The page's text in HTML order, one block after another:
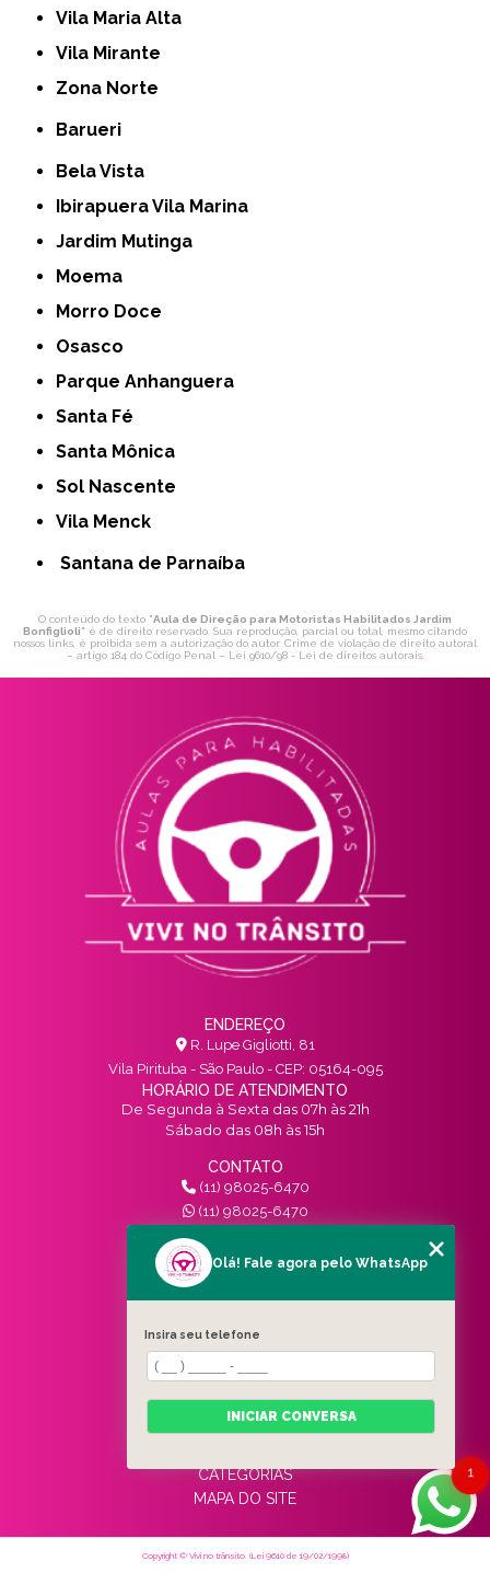
Vila Maria Alta
Vila Mirante
Zona Norte
Barueri
Bela Vista
Ibirapuera Vila Marina
Jardim Mutinga
Moema
Morro Doce
Osasco
Parque Anhanguera
Santa Fé
Santa Mônica
Sol Nascente
Vila Menck
Santana de Parnaíba
O conteúdo do texto "Aula de Direção para Motoristas Habilitados Jardim
Bonfiglioli" é de direito reservado. Sua reprodução, parcial ou total, mesmo citando
nossos links, é proibida sem a autorização do autor. Crime de violação de direito autoral
– artigo 184 do Código Penal – Lei 9610/98 - Lei de direitos autorais.
ENDEREÇO
R. Lupe Gigliotti, 81
Vila Pirituba - São Paulo - CEP: 05164-095
HORÁRIO DE ATENDIMENTO
De Segunda à Sexta das 07h às 21h
Sábado das 08h às 15h
CONTATO
(11) 98025-6470
(11) 98025-6470
contato@vivinotransito.com.br
SIGA-NOS!
MENU
HOME
QUEM SOMOS
SERVIÇOS
BLOG
CATEGORIAS
MAPA DO SITE
Copyright © Vivi no trânsito. (Lei 9610 de 19/02/1998)
1
Olá! Fale agora pelo WhatsApp
Insira seu telefone
INICIAR CONVERSA